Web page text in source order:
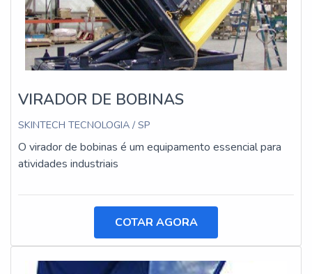
VIRADOR DE BOBINAS
SKINTECH TECNOLOGIA / SP
O virador de bobinas é um equipamento essencial para
atividades industriais
COTAR AGORA